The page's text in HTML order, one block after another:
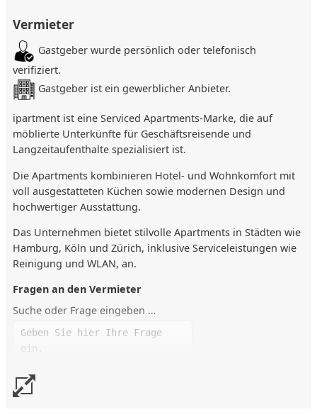
Ceran-Kochfeld
Mikrowelle
Geschirrspüler
Wasserkocher, Toaster
Kaffeemaschine + Espressomaschine
Essbereich
Bad
Haartrockner
Zusätzliche Ausstattung
Balkon (je nach ...
Lage
Lage im Ortsteil Wolfsburg-Vorsfelde mit restaurierten
Fachwerkhäusern
Nur 4 km zur Wolfsburger Innenstadt
in nur 12 Minuten erreichbar
Gute ÖPNV-Anbindung und optimale Auto-Erreichbarkeit
Vermieter
Gastgeber wurde persönlich oder telefonisch
verifiziert.
Gastgeber ist ein gewerblicher Anbieter.
ipartment ist eine Serviced Apartments-Marke, die auf
möblierte Unterkünfte für Geschäftsreisende und
Langzeitaufenthalte spezialisiert ist.
Die Apartments kombinieren Hotel- und Wohnkomfort mit
voll ausgestatteten Küchen sowie modernen Design und
hochwertiger Ausstattung.
Das Unternehmen bietet stilvolle Apartments in Städten wie
Hamburg, Köln und Zürich, inklusive Serviceleistungen wie
Reinigung und WLAN, an.
Fragen an den Vermieter
Suche oder Frage eingeben …